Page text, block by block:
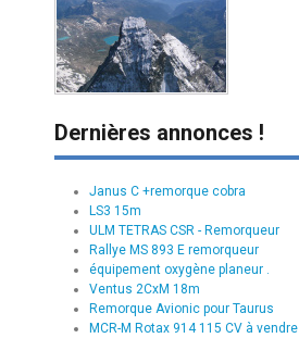
Dernières annonces !
Janus C +remorque cobra
LS3 15m
ULM TETRAS CSR - Remorqueur
Rallye MS 893 E remorqueur
équipement oxygène planeur .
Ventus 2CxM 18m
Remorque Avionic pour Taurus
MCR-M Rotax 914 115 CV à vendre